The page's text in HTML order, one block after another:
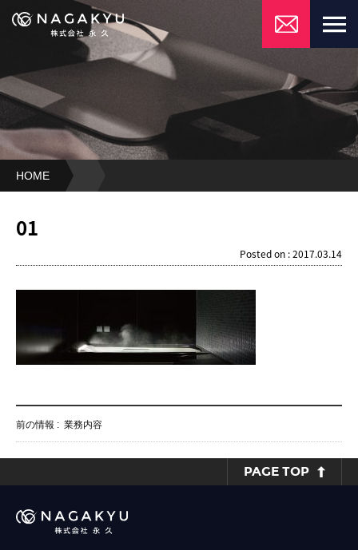
HOME
01
Posted on : 2017.03.14
前の情報 : 業務内容
PAGE TOP